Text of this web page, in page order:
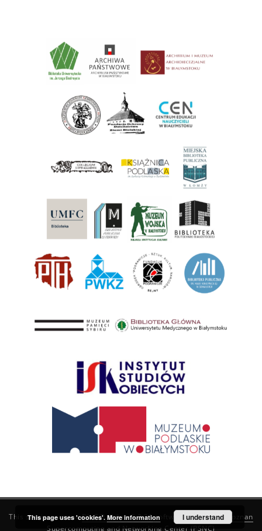
This service runs onDInGO dLibra 6.3.21software created by
Poznan
Supercomputing and Networking Center (PSNC)
This page uses 'cookies'. More information I understand